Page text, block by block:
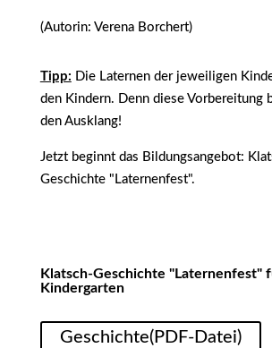
(Autorin: Verena Borchert)
Tipp: Die Laternen der jeweiligen
den Kindern. Denn diese Vorbereitung
den Ausklang!
Jetzt beginnt das Bildungsangebot:
Geschichte "Laternenfest".
Klatsch-Geschichte "Laternenfest"
Kindergarten
Geschichte(PDF-Datei)